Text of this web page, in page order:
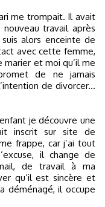
me trompait. Il avait
travail après
alors enceinte de
avec cette femme,
et moi qu’il me
de ne jamais
de divorcer...
je découvre une
inscrit sur site de
frappe, car j’ai tout
il change de
de travail à ma
qu’il est sincère et
déménagé, il occupe